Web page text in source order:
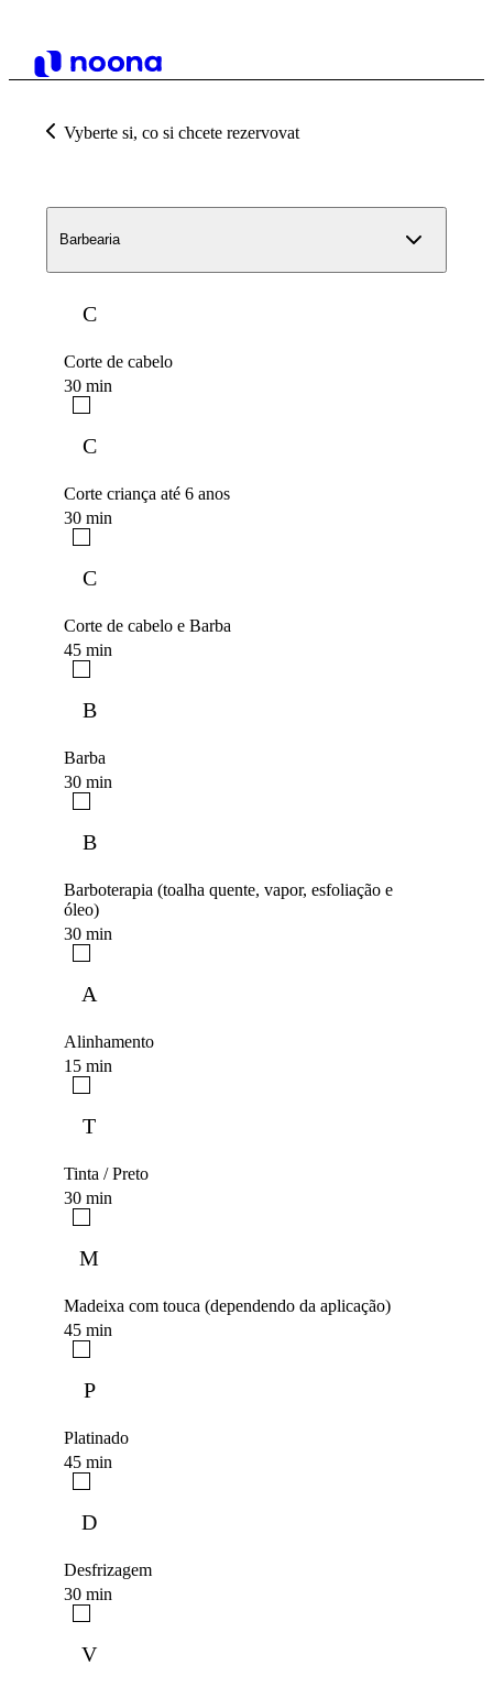
Vyberte si, co si chcete rezervovat
Barbearia
C
Corte de cabelo
30 min
C
Corte criança até 6 anos
30 min
C
Corte de cabelo e Barba
45 min
B
Barba
30 min
B
Barboterapia (toalha quente, vapor, esfoliação e
óleo)
30 min
A
Alinhamento
15 min
T
Tinta / Preto
30 min
M
Madeixa com touca (dependendo da aplicação)
45 min
P
Platinado
45 min
D
Desfrizagem
30 min
V